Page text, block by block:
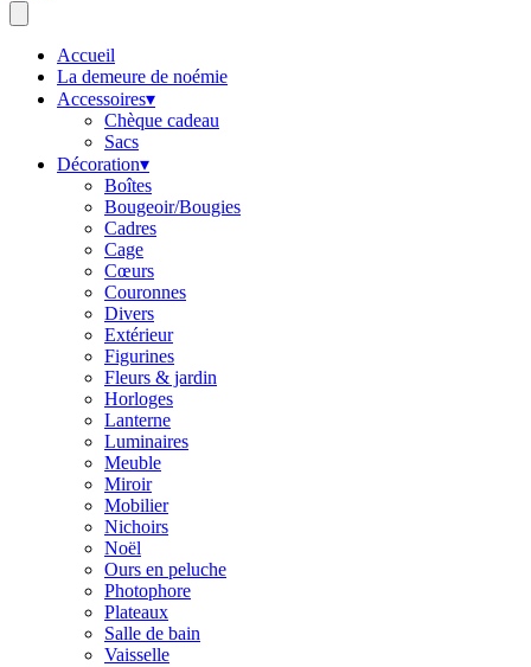
Accueil
La demeure de noémie
Accessoires▾
Chèque cadeau
Sacs
Décoration▾
Boîtes
Bougeoir/Bougies
Cadres
Cage
Cœurs
Couronnes
Divers
Extérieur
Figurines
Fleurs & jardin
Horloges
Lanterne
Luminaires
Meuble
Miroir
Mobilier
Nichoirs
Noël
Ours en peluche
Photophore
Plateaux
Salle de bain
Vaisselle